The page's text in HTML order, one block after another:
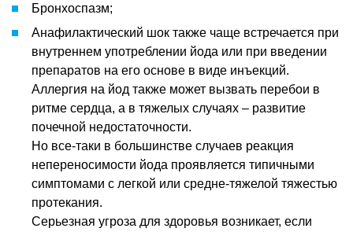
Бронхоспазм;
Анафилактический шок также чаще встречается при
внутреннем употреблении йода или при введении
препаратов на его основе в виде инъекций.
Аллергия на йод также может вызвать перебои в
ритме сердца, а в тяжелых случаях – развитие
почечной недостаточности.
Но все-таки в большинстве случаев реакция
непереносимости йода проявляется типичными
симптомами с легкой или средне-тяжелой тяжестью
протекания.
Серьезная угроза для здоровья возникает, если